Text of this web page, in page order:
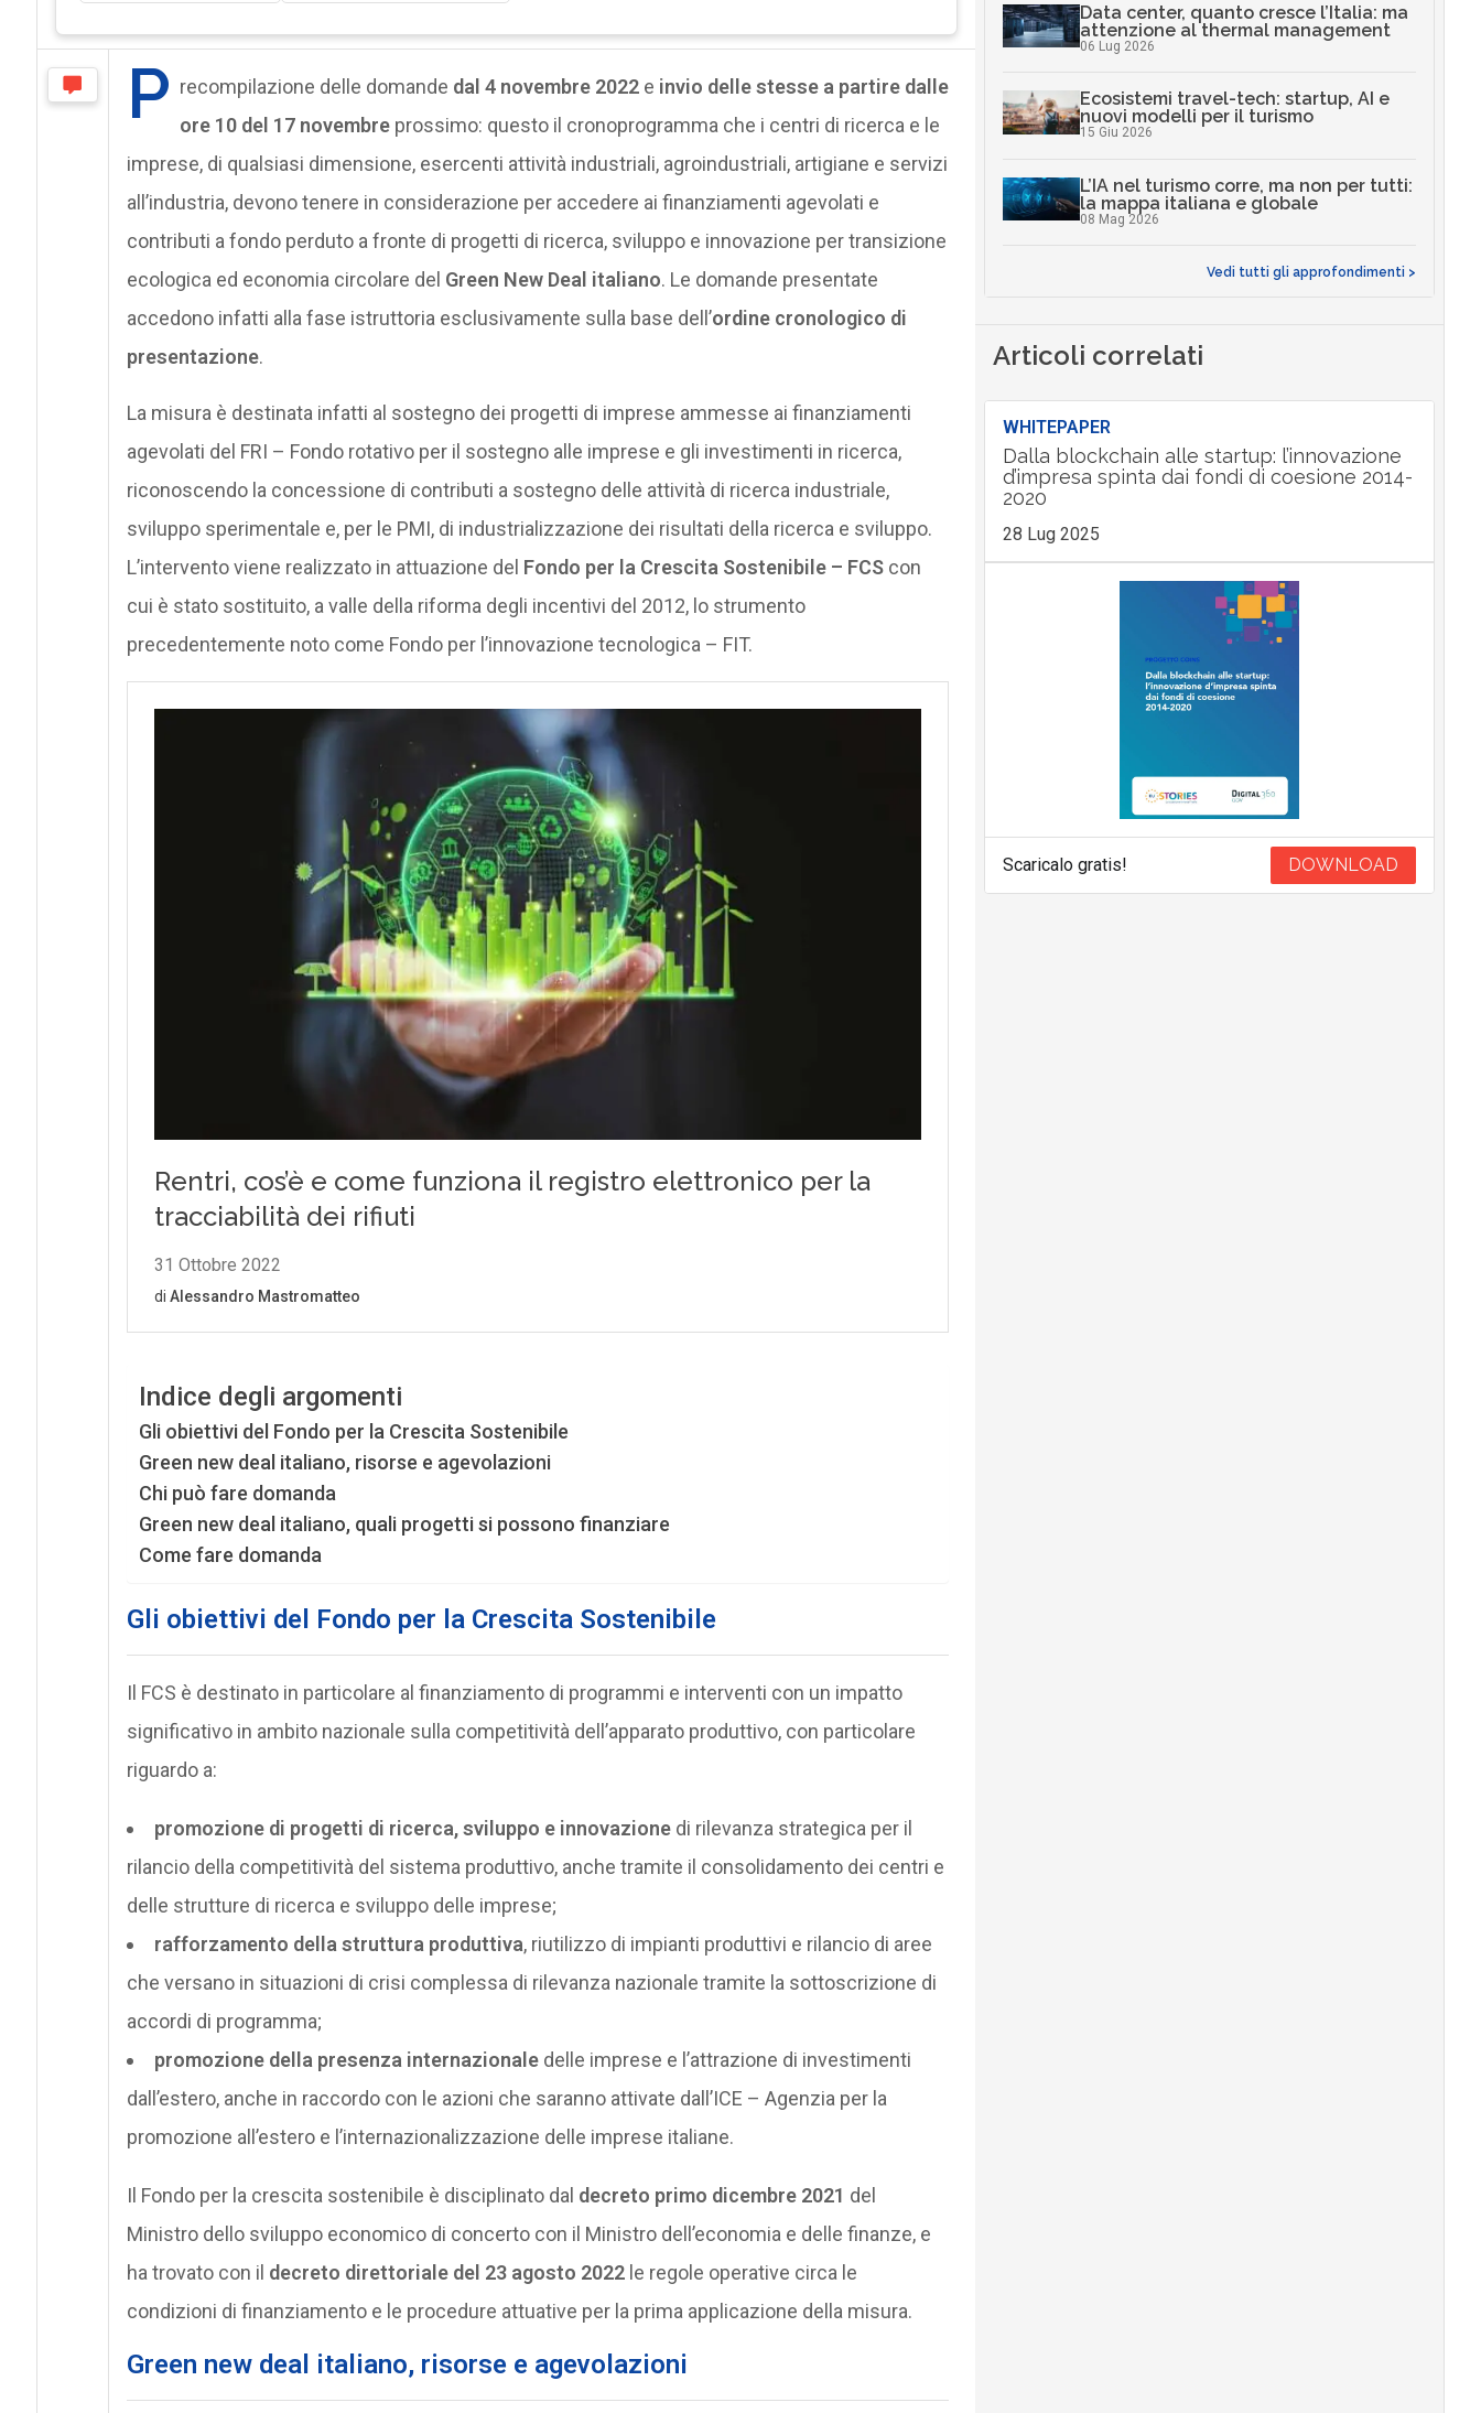
P recompilazione delle domande dal 4 novembre 2022e invio delle stesse a partire dalle
ore 10 del 17 novembreprossimo: questo il cronoprogramma che i centri di ricerca e le
imprese, di qualsiasi dimensione, esercenti attività industriali, agroindustriali, artigiane e servizi
all’industria, devono tenere in considerazione per accedere ai finanziamenti agevolati e
contributi a fondo perduto a fronte di progetti di ricerca, sviluppo e innovazione per transizione
ecologica ed economia circolare del Green New Deal italiano. Le domande presentate
accedono infatti alla fase istruttoria esclusivamente sulla base dell’ordine cronologico di
presentazione.
La misura è destinata infatti al sostegno dei progetti di imprese ammesse ai finanziamenti
agevolati del FRI – Fondo rotativo per il sostegno alle imprese e gli investimenti in ricerca,
riconoscendo la concessione di contributi a sostegno delle attività di ricerca industriale,
sviluppo sperimentale e, per le PMI, di industrializzazione dei risultati della ricerca e sviluppo.
L’intervento viene realizzato in attuazione del Fondo per la Crescita Sostenibile – FCScon
cui è stato sostituito, a valle della riforma degli incentivi del 2012, lo strumento
precedentemente noto come Fondo per l’innovazione tecnologica – FIT.
Indice degli argomenti
Gli obiettivi del Fondo per la Crescita Sostenibile
Green new deal italiano, risorse e agevolazioni
Chi può fare domanda
Green new deal italiano, quali progetti si possono finanziare
Come fare domanda
Gli obiettivi del Fondo per la Crescita Sostenibile
Il FCS è destinato in particolare al finanziamento di programmi e interventi con un impatto
significativo in ambito nazionale sulla competitività dell’apparato produttivo, con particolare
riguardo a:
promozione di progetti di ricerca, sviluppo e innovazionedi rilevanza strategica per il
rilancio della competitività del sistema produttivo, anche tramite il consolidamento dei centri e
delle strutture di ricerca e sviluppo delle imprese;
rafforzamento della struttura produttiva, riutilizzo di impianti produttivi e rilancio di aree
che versano in situazioni di crisi complessa di rilevanza nazionale tramite la sottoscrizione di
accordi di programma;
promozione della presenza internazionaledelle imprese e l’attrazione di investimenti
dall’estero, anche in raccordo con le azioni che saranno attivate dall’ICE – Agenzia per la
promozione all’estero e l’internazionalizzazione delle imprese italiane.
Il Fondo per la crescita sostenibile è disciplinato dal decreto primo dicembre 2021 del
Ministro dello sviluppo economico di concerto con il Ministro dell’economia e delle finanze, e
ha trovato con il decreto direttoriale del 23 agosto 2022le regole operative circa le
condizioni di finanziamento e le procedure attuative per la prima applicazione della misura.
Green new deal italiano, risorse e agevolazioni
Data center, quanto cresce l’Italia: ma
attenzione al thermal management
06 Lug 2026
Ecosistemi travel-tech: startup, AI e
nuovi modelli per il turismo
15 Giu 2026
L’IA nel turismo corre, ma non per tutti:
la mappa italiana e globale
08 Mag 2026
Vedi tutti gli approfondimenti >
Articoli correlati
WHITEPAPER
Dalla blockchain alle startup: l’innovazione
d’impresa spinta dai fondi di coesione 2014-
2020
28 Lug 2025
Scaricalo gratis! DOWNLOAD